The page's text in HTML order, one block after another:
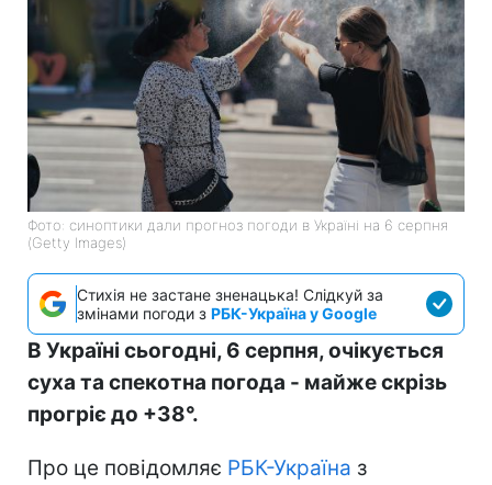
Фото: синоптики дали прогноз погоди в Україні на 6 серпня
(Getty Images)
Стихія не застане зненацька! Слідкуй за
змінами погоди з РБК-Україна у Google
В Україні сьогодні, 6 серпня, очікується
суха та спекотна погода - майже скрізь
прогріє до +38°.
Про це повідомляє РБК-Україна з